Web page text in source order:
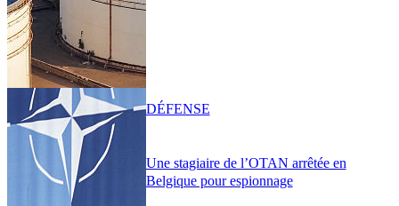
Une stagiaire de l’OTAN arrêtée en
Belgique pour espionnage
DÉFENSE